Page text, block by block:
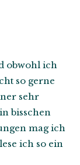
obwohl ich
so gerne
sehr
bisschen
mag ich
ich so ein